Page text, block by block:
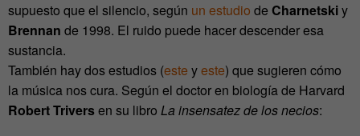
supuesto que el silencio, según un estudio de Charnetskiy
Brennan de 1998. El ruido puede hacer descender esa
sustancia.
También hay dos estudios (este yeste) que sugieren cómo
la música nos cura. Según el doctor en biología de Harvard
Robert Triversen su libro La insensatez de los necios: